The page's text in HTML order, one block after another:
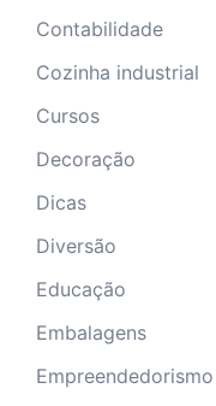
Contabilidade
Cozinha industrial
Cursos
Decoração
Dicas
Diversão
Educação
Embalagens
Empreendedorismo